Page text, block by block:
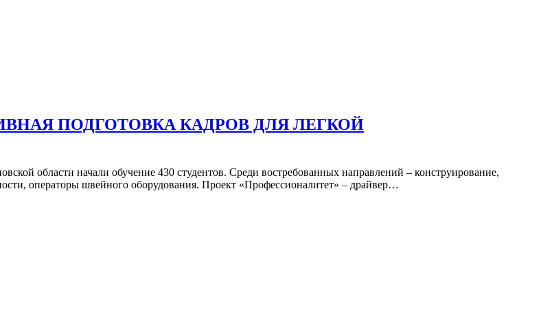
ПОДГОТОВКА КАДРОВ ДЛЯ ЛЕГКОЙ
области начали обучение 430 студентов. Среди востребованных направлений – конструирование,
операторы швейного оборудования. Проект «Профессионалитет» – драйвер…